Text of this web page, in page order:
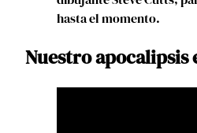
hasta el momento.
Nuestro